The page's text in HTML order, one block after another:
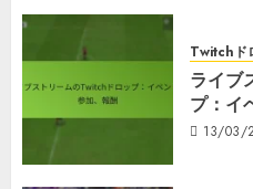
Twitchド
ライブ
プ：イ
13/03/